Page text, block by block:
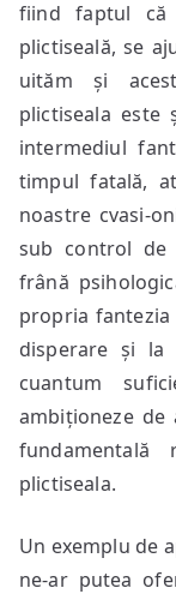
fiind faptul
plictiseală, se
uităm și
plictiseala este
intermediul
timpul fatală,
noastre cvasi-
sub control de
frână
propria
disperare și la
cuantum
ambiționeze de
plictiseala.
Un exemplu de
ne-ar putea